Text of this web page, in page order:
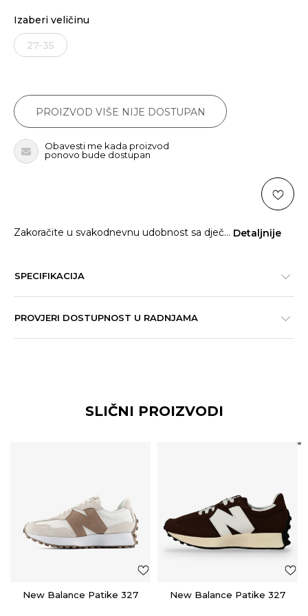
Izaberi veličinu
27-35
PROIZVOD VIŠE NIJE DOSTUPAN
Obavesti me kada proizvod
ponovo bude dostupan
Zakoračite u svakodnevnu udobnost sa dječ... Detaljnije
SPECIFIKACIJA
PROVJERI DOSTUPNOST U RADNJAMA
SLIČNI PROIZVODI
New Balance Patike 327 New Balance Patike 327